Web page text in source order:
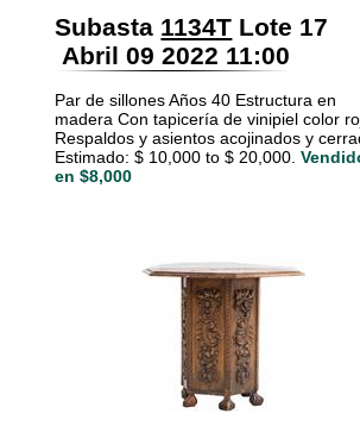
Subasta 1134T Lote 17
Abril 09 2022 11:00
Par de sillones Años 40 Estructura en
madera Con tapicería de vinipiel color
Respaldos y asientos acojinados y
Estimado: $ 10,000 to $ 20,000.
en $8,000